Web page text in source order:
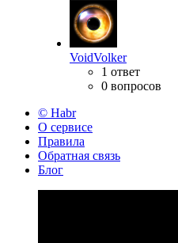
VoidVolker
1 ответ
0 вопросов
© Habr
О сервисе
Правила
Обратная связь
Блог